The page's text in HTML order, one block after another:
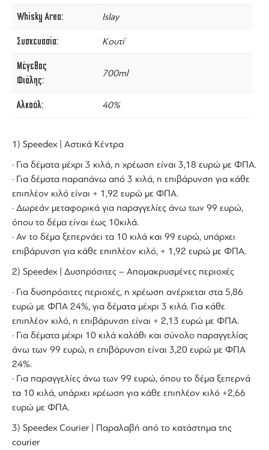
Whisky Area Islay
Συσκευασία Κουτί
Μέγεθος
Φιάλης
700ml
Αλκοόλ 40%
1) Speedex | Αστικά Κέντρα
· Για δέματα μέχρι 3 κιλά, η χρέωση είναι 3,18 ευρώ με ΦΠΑ.
· Για δέματα παραπάνω από 3 κιλά, η επιβάρυνση για κάθε
επιπλέον κιλό είναι + 1,92 ευρώ με ΦΠΑ.
· Δωρεάν μεταφορικά για παραγγελίες άνω των 99 ευρώ,
όπου το δέμα είναι έως 10κιλά.
· Αν το δέμα ξεπερνάει τα 10 κιλά και 99 ευρώ, υπάρχει
επιβάρυνση για κάθε επιπλέον κιλό, + 1,92 ευρώ με ΦΠΑ.
2) Speedex | Δυσπρόσιτες – Απομακρυσμένες περιοχές
· Για δυσπρόσιτες περιοχές, η χρέωση ανέρχεται στα 5,86
ευρώ με ΦΠΑ 24%, για δέματα μέχρι 3 κιλά. Για κάθε
επιπλέον κιλό, η επιβάρυνση είναι + 2,13 ευρώ με ΦΠΑ.
· Για δέματα μέχρι 10 κιλά καλάθι και σύνολο παραγγελίας
άνω των 99 ευρώ, η επιβάρυνση είναι 3,20 ευρώ με ΦΠΑ
24%.
· Για παραγγελίες άνω των 99 ευρώ, όπου το δέμα ξεπερνά
τα 10 κιλά, υπάρχει χρέωση για κάθε επιπλέον κιλό +2,66
ευρώ με ΦΠΑ.
3) Speedex Courier | Παραλαβή από το κατάστημα της
courier